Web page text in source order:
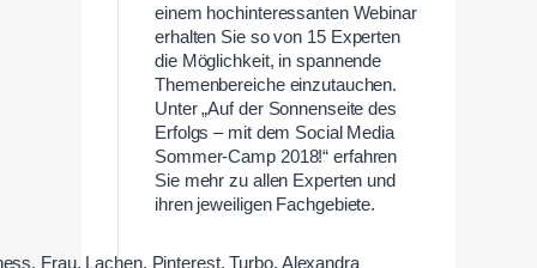
einem hochinteressanten Webinar
erhalten Sie so von 15 Experten
die Möglichkeit, in spannende
Themenbereiche einzutauchen.
Unter „Auf der Sonnenseite des
Erfolgs – mit dem Social Media
Sommer-Camp 2018!“ erfahren
Sie mehr zu allen Experten und
ihren jeweiligen Fachgebiete.